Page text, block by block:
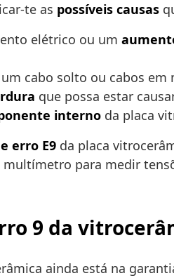
te as possíveis causas
elétrico ou um
cabo solto ou cabos
que possa estar
interno da placa
erro E9 da placa
para medir
9 da
ainda está na